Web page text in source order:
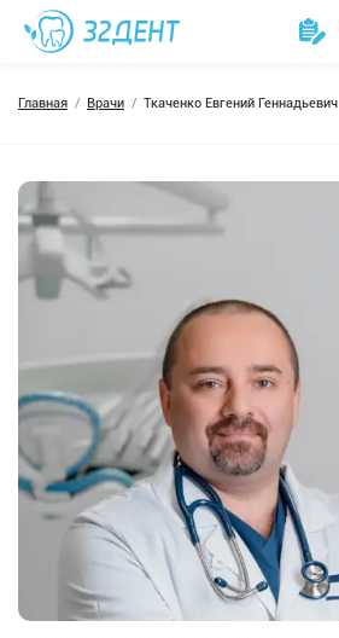
Главная Врачи Ткаченко Евгений Геннадьевич